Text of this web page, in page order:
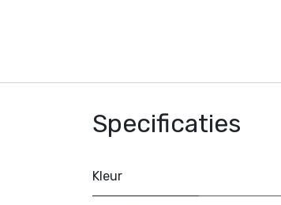
Specificaties
Kleur